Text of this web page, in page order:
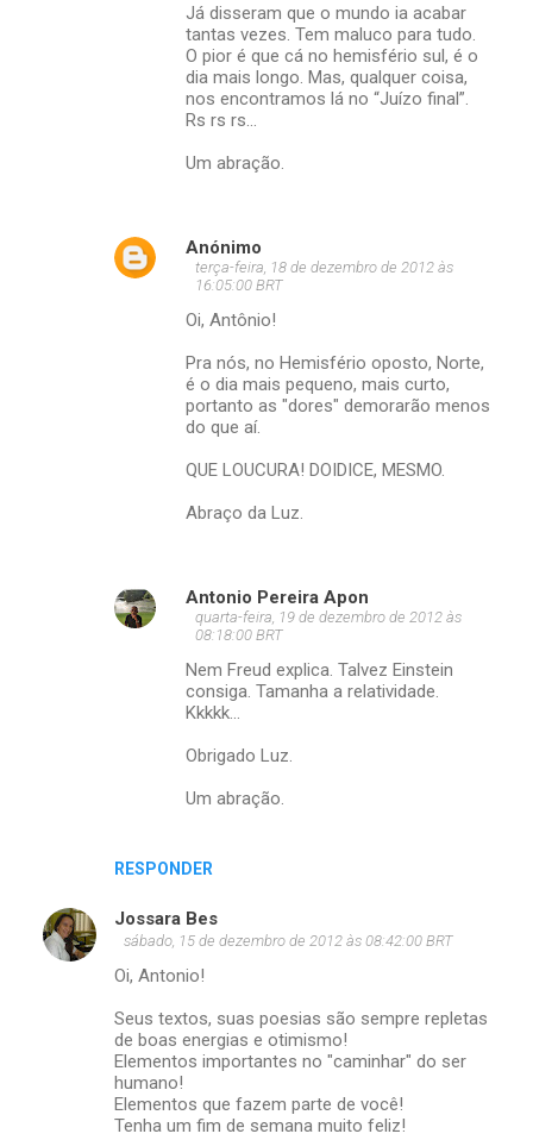
RESPONDER
Já disseram que o mundo ia acabar
tantas vezes. Tem maluco para tudo.
O pior é que cá no hemisfério sul, é o
dia mais longo. Mas, qualquer coisa,
nos encontramos lá no “Juízo final”.
Rs rs rs...
Um abração.
Anónimo
terça-feira, 18 de dezembro de 2012 às
16:05:00 BRT
Oi, Antônio!
Pra nós, no Hemisfério oposto, Norte,
é o dia mais pequeno, mais curto,
portanto as "dores" demorarão menos
do que aí.
QUE LOUCURA! DOIDICE, MESMO.
Abraço da Luz.
Antonio Pereira Apon
quarta-feira, 19 de dezembro de 2012 às
08:18:00 BRT
Nem Freud explica. Talvez Einstein
consiga. Tamanha a relatividade.
Kkkkk...
Obrigado Luz.
Um abração.
Jossara Bes
sábado, 15 de dezembro de 2012 às 08:42:00 BRT
Oi, Antonio!
Seus textos, suas poesias são sempre repletas
de boas energias e otimismo!
Elementos importantes no "caminhar" do ser
humano!
Elementos que fazem parte de você!
Tenha um fim de semana muito feliz!